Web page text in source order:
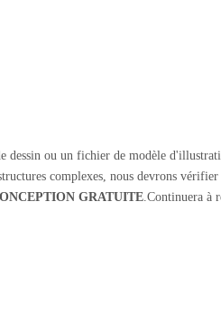
dessin ou un fichier de modèle
complexes, nous devrons
GRATUITE .Continuera à